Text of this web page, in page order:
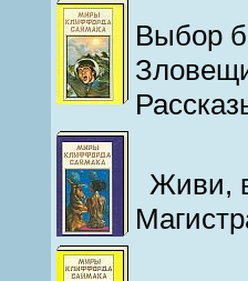
Выбор
Живи,